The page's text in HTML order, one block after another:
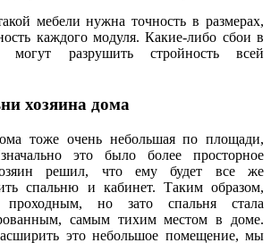
мебели нужна точность в размерах,
каждого модуля. Какие-либо сбои в
могут разрушить стройность всей
хозяина дома
тоже очень небольшая по площади,
это было более просторное
решил, что ему будет все же
спальню и кабинет. Таким образом,
проходным, но зато спальня стала
самым тихим местом в доме.
это небольшое помещение, мы